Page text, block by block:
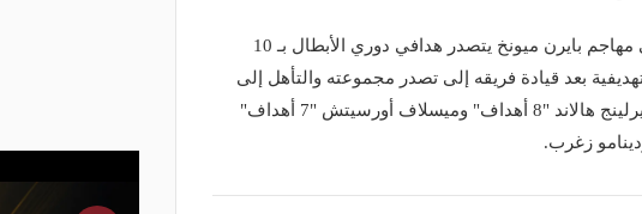
يذكر أن البولندي روبيرت ليفاندوفيسكي مهاجم بايرن ميونخ يتصدر هدافي دوري الأبطال بـ 10
بعد قيادة فريقه إلى تصدر مجموعته والتأهل إلى
دور الـ 16 في حين غادر أقرب ملاحقيه ايرلينج هالاند "8 أهداف" وميسلاف أورسيتش "7 أهداف"
زغرب.